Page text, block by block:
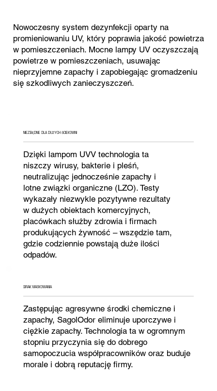
Nowoczesny system dezynfekcji oparty na
promieniowaniu UV, który poprawia jakość powietrza
w pomieszczeniach. Mocne lampy UV oczyszczają
powietrze w pomieszczeniach, usuwając
nieprzyjemne zapachy i zapobiegając gromadzeniu
się szkodliwych zanieczyszczeń.
NIEZBĘDNE DLA DUŻYCH ŚCIEKOWNI
Dzięki lampom UVV technologia ta
niszczy wirusy, bakterie i pleśń,
neutralizując jednocześnie zapachy i
lotne związki organiczne (LZO). Testy
wykazały niezwykle pozytywne rezultaty
w dużych obiektach komercyjnych,
placówkach służby zdrowia i firmach
produkujących żywność – wszędzie tam,
gdzie codziennie powstają duże ilości
odpadów.
BRAK MASKOWANIA
Zastępując agresywne środki chemiczne i
zapachy, SagolOdor eliminuje uporczywe i
ciężkie zapachy. Technologia ta w ogromnym
stopniu przyczynia się do dobrego
samopoczucia współpracowników oraz buduje
morale i dobrą reputację firmy.